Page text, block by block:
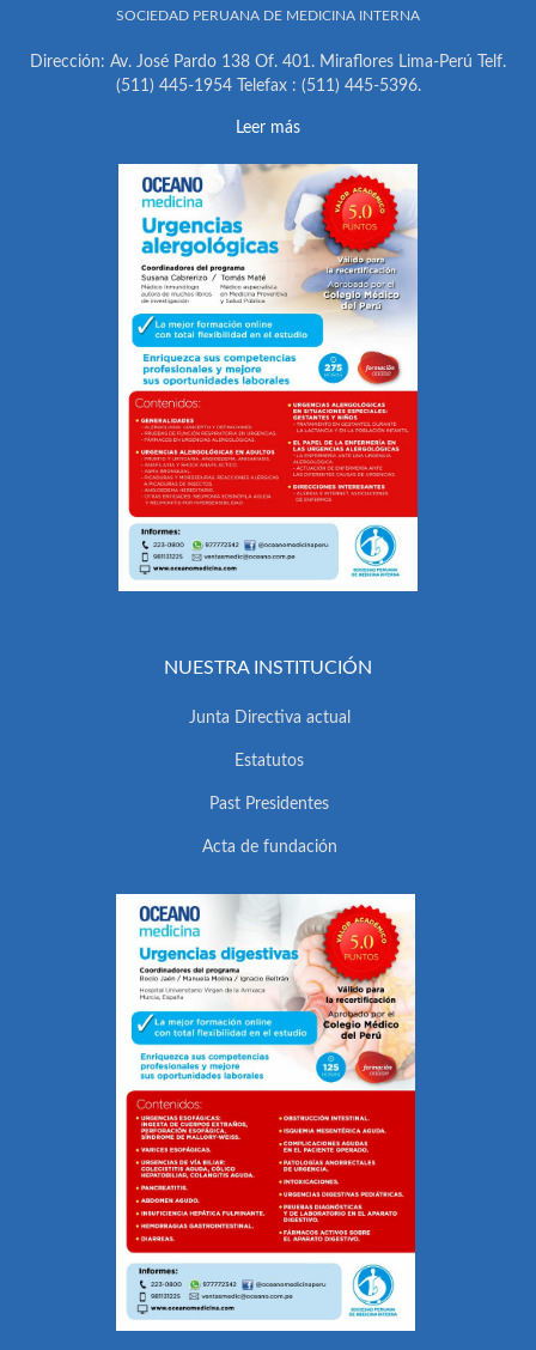
SOCIEDAD PERUANA DE MEDICINA INTERNA
Dirección: Av. José Pardo 138 Of. 401. Miraflores Lima-Perú Telf.
(511) 445-1954 Telefax : (511) 445-5396.
Leer más
NUESTRA INSTITUCIÓN
Junta Directiva actual
Estatutos
Past Presidentes
Acta de fundación